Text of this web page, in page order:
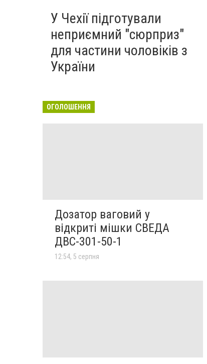
У Чехії підготували
неприємний "сюрприз"
для частини чоловіків з
України
ОГОЛОШЕННЯ
Дозатор ваговий у
відкриті мішки СВЕДА
ДВС-301-50-1
12:54, 5 серпня